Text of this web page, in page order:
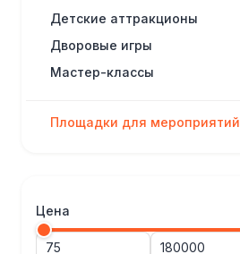
Детские аттракционы
Дворовые игры
Мастер-классы
Площадки для мероприятий
Цена